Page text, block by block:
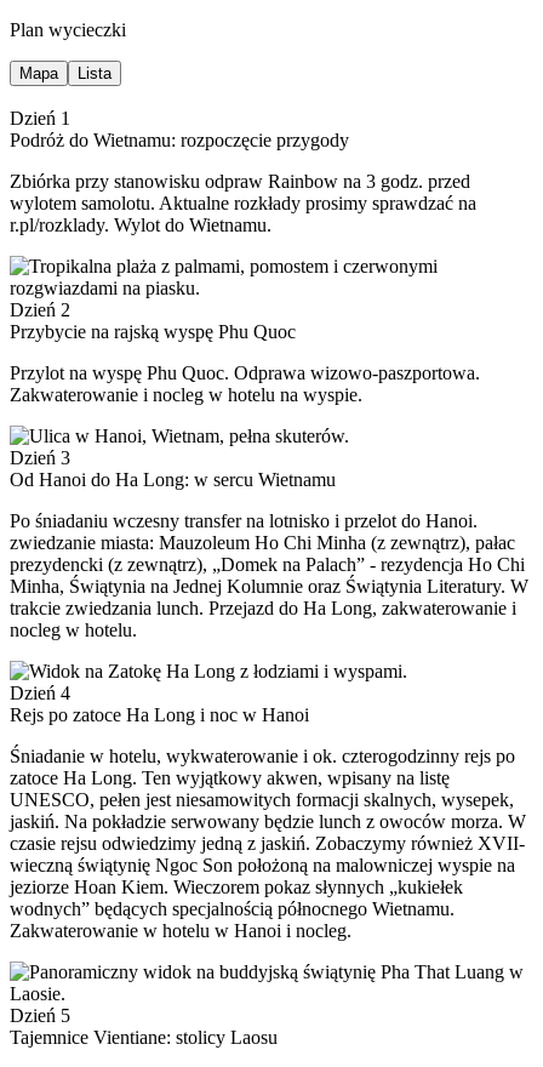
Plan wycieczki
Mapa Lista
Dzień 1
Podróż do Wietnamu: rozpoczęcie przygody
Zbiórka przy stanowisku odpraw Rainbow na 3 godz. przed
wylotem samolotu. Aktualne rozkłady prosimy sprawdzać na
r.pl/rozklady. Wylot do Wietnamu.
Dzień 2
Przybycie na rajską wyspę Phu Quoc
Przylot na wyspę Phu Quoc. Odprawa wizowo-paszportowa.
Zakwaterowanie i nocleg w hotelu na wyspie.
Dzień 3
Od Hanoi do Ha Long: w sercu Wietnamu
Po śniadaniu wczesny transfer na lotnisko i przelot do Hanoi.
zwiedzanie miasta: Mauzoleum Ho Chi Minha (z zewnątrz), pałac
prezydencki (z zewnątrz), „Domek na Palach” - rezydencja Ho Chi
Minha, Świątynia na Jednej Kolumnie oraz Świątynia Literatury. W
trakcie zwiedzania lunch. Przejazd do Ha Long, zakwaterowanie i
nocleg w hotelu.
Dzień 4
Rejs po zatoce Ha Long i noc w Hanoi
Śniadanie w hotelu, wykwaterowanie i ok. czterogodzinny rejs po
zatoce Ha Long. Ten wyjątkowy akwen, wpisany na listę
UNESCO, pełen jest niesamowitych formacji skalnych, wysepek,
jaskiń. Na pokładzie serwowany będzie lunch z owoców morza. W
czasie rejsu odwiedzimy jedną z jaskiń. Zobaczymy również XVII-
wieczną świątynię Ngoc Son położoną na malowniczej wyspie na
jeziorze Hoan Kiem. Wieczorem pokaz słynnych „kukiełek
wodnych” będących specjalnością północnego Wietnamu.
Zakwaterowanie w hotelu w Hanoi i nocleg.
Dzień 5
Tajemnice Vientiane: stolicy Laosu